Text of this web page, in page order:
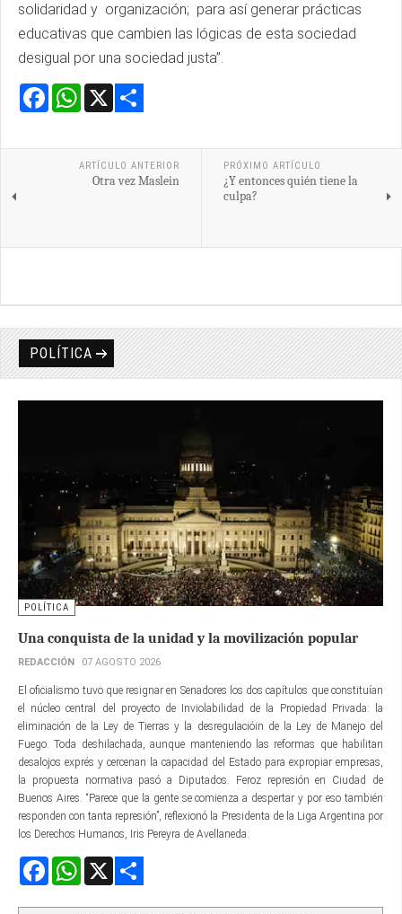
solidaridad y organización; para así generar prácticas
educativas que cambien las lógicas de esta sociedad
desigual por una sociedad justa”.
Facebook
WhatsApp
ARTÍCULO ANTERIOR
Otra vez Maslein
PRÓXIMO ARTÍCULO
¿Y entonces quién tiene la
culpa?
POLÍTICA
POLÍTICA
Una conquista de la unidad y la movilización popular
REDACCIÓN 07 AGOSTO 2026
El oficialismo tuvo que resignar en Senadores los dos capítulos que constituían
el núcleo central del proyecto de Inviolabilidad de la Propiedad Privada: la
eliminación de la Ley de Tierras y la desregulacióin de la Ley de Manejo del
Fuego. Toda deshilachada, aunque manteniendo las reformas que habilitan
desalojos exprés y cercenan la capacidad del Estado para expropiar empresas,
la propuesta normativa pasó a Diputados. Feroz represión en Ciudad de
Buenos Aires. “Parece que la gente se comienza a despertar y por eso también
responden con tanta represión”, reflexionó la Presidenta de la Liga Argentina por
los Derechos Humanos, Iris Pereyra de Avellaneda.
FacebookWhatsApp